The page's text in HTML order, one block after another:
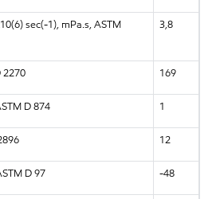
sec(-1), mPa.s, ASTM
3,8
2270 169
D 874 1
12
D 97 -48